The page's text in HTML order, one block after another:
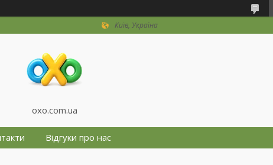
Київ, Україна
oxo.com.ua
Відгуки про нас